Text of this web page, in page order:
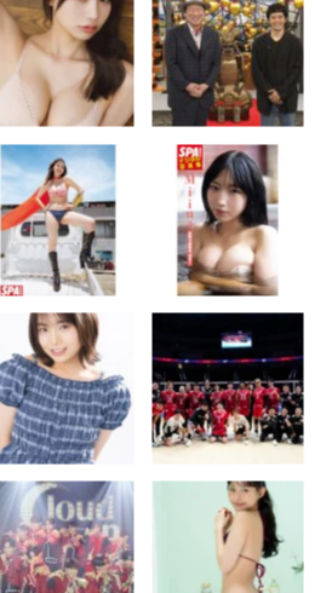
テレビ朝日
年4月13日生まれ。東京都出
ンチ』（TBS系）、『PIA
）にレギュラー出演中。
の食卓』